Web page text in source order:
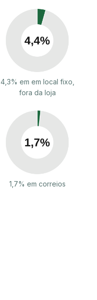
4,3% em em local fixo,
fora da loja
1,7% em correios